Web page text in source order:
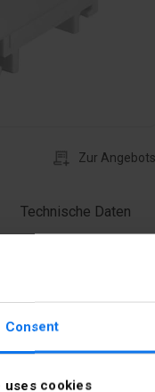
Consent
uses cookies
Zur
Technische Daten
35 mm2, 2 x 35 mm2, TS